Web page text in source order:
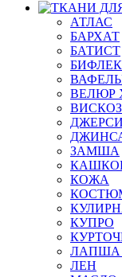
АТЛАС
БАРХАТ
БАТИСТ
ВЕЛЮР
ДЖЕРСИ
ЗАМША
КОЖА
КУПРО
ЛАПША
ЛЕН